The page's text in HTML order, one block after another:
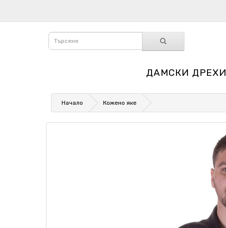
ДАМСКИ ДРЕХИ
Начало Кожено яке